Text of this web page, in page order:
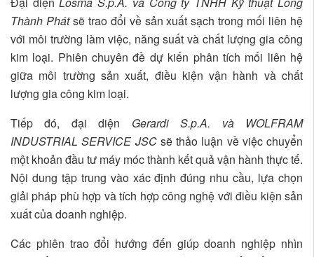
Thành Phátsẽ trao đổi về sản xuất sạch trong mối liên hệ
với môi trường làm việc, năng suất và chất lượng gia công
kim loại. Phiên chuyên đề dự kiến phân tích mối liên hệ
giữa môi trường sản xuất, điều kiện vận hành và chất
lượng gia công kim loại.
Tiếp đó, đại diện Gerardi S.p.A. và WOLFRAM
INDUSTRIAL SERVICE JSCsẽ thảo luận về việc chuyển
một khoản đầu tư máy móc thành kết quả vận hành thực tế.
Nội dung tập trung vào xác định đúng nhu cầu, lựa chọn
giải pháp phù hợp và tích hợp công nghệ với điều kiện sản
xuất của doanh nghiệp.
Các phiên trao đổi hướng đến giúp doanh nghiệp nhìn